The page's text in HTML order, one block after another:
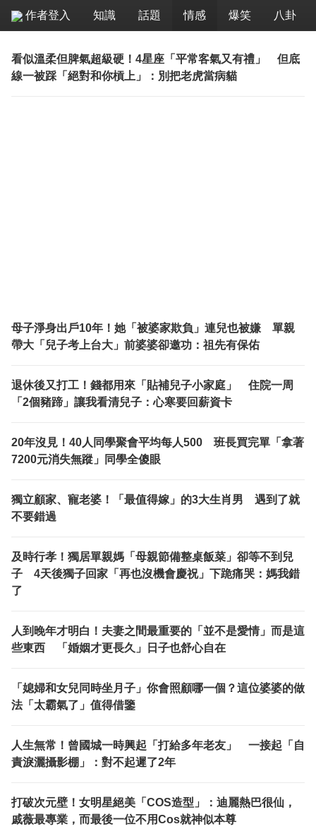
作者登入 知識 話題 情感 爆笑 八卦
看似溫柔但脾氣超級硬！4星座「平常客氣又有禮」 但底
線一被踩「絕對和你槓上」：別把老虎當病貓
母子淨身出戶10年！她「被婆家欺負」連兒也被嫌 單親
帶大「兒子考上台大」前婆婆卻邀功：祖先有保佑
退休後又打工！錢都用來「貼補兒子小家庭」 住院一周
「2個豬蹄」讓我看清兒子：心寒要回薪資卡
20年沒見！40人同學聚會平均每人500 班長買完單「拿著
7200元消失無蹤」同學全傻眼
獨立顧家、寵老婆！「最值得嫁」的3大生肖男 遇到了就
不要錯過
及時行孝！獨居單親媽「母親節備整桌飯菜」卻等不到兒
子 4天後獨子回家「再也沒機會慶祝」下跪痛哭：媽我錯
了
人到晚年才明白！夫妻之間最重要的「並不是愛情」而是這
些東西 「婚姻才更長久」日子也舒心自在
「媳婦和女兒同時坐月子」你會照顧哪一個？這位婆婆的做
法「太霸氣了」值得借鑒
人生無常！曾國城一時興起「打給多年老友」 一接起「自
責淚灑攝影棚」：對不起遲了2年
打破次元壁！女明星絕美「COS造型」：迪麗熱巴很仙，
戚薇最專業，而最後一位不用Cos就神似本尊